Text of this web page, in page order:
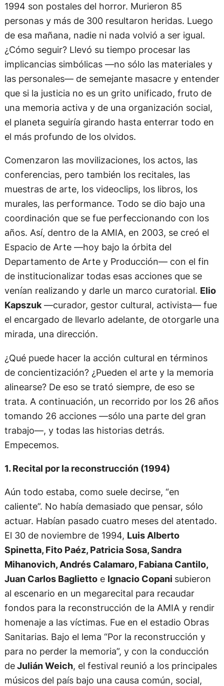
1994 son postales del horror. Murieron 85
personas y más de 300 resultaron heridas. Luego
de esa mañana, nadie ni nada volvió a ser igual.
¿Cómo seguir? Llevó su tiempo procesar las
implicancias simbólicas —no sólo las materiales y
las personales— de semejante masacre y entender
que si la justicia no es un grito unificado, fruto de
una memoria activa y de una organización social,
el planeta seguiría girando hasta enterrar todo en
el más profundo de los olvidos.
Comenzaron las movilizaciones, los actos, las
conferencias, pero también los recitales, las
muestras de arte, los videoclips, los libros, los
murales, las performance. Todo se dio bajo una
coordinación que se fue perfeccionando con los
años. Así, dentro de la AMIA, en 2003, se creó el
Espacio de Arte —hoy bajo la órbita del
Departamento de Arte y Producción— con el fin
de institucionalizar todas esas acciones que se
venían realizando y darle un marco curatorial. Elio
Kapszuk—curador, gestor cultural, activista— fue
el encargado de llevarlo adelante, de otorgarle una
mirada, una dirección.
¿Qué puede hacer la acción cultural en términos
de concientización? ¿Pueden el arte y la memoria
alinearse? De eso se trató siempre, de eso se
trata. A continuación, un recorrido por los 26 años
tomando 26 acciones —sólo una parte del gran
trabajo—, y todas las historias detrás.
Empecemos.
1. Recital por la reconstrucción (1994)
Aún todo estaba, como suele decirse, “en
caliente”. No había demasiado que pensar, sólo
actuar. Habían pasado cuatro meses del atentado.
El 30 de noviembre de 1994, Luis Alberto
Spinetta, Fito Paéz, Patricia Sosa, Sandra
Mihanovich, Andrés Calamaro, Fabiana Cantilo,
Juan Carlos Bagliettoe Ignacio Copani subieron
al escenario en un megarecital para recaudar
fondos para la reconstrucción de la AMIA y rendir
homenaje a las víctimas. Fue en el estadio Obras
Sanitarias. Bajo el lema “Por la reconstrucción y
para no perder la memoria”, y con la conducción
deJulián Weich, el festival reunió a los principales
músicos del país bajo una causa común, social,